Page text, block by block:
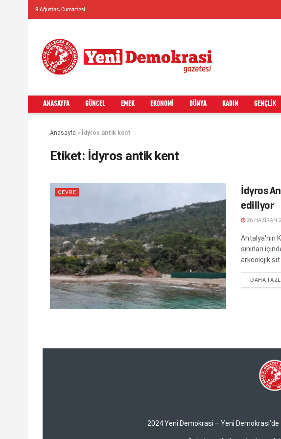
8 Ağustos, Cumartesi
ANASAYFA GÜNCEL EMEK EKONOMI DÜNYA KADIN GENÇLIK
Anasayfa » İdyros antik kent
Etiket: İdyros antik kent
ÇEVRE
İdyros
ediliyor
26 HAZIRAN
Antalya'nın
sınırları
arkeolojik sit
DAHA
2024 Yeni Demokrasi – Yeni